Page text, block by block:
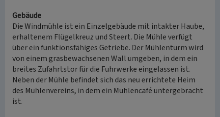
Gebäude
Die Windmühle ist ein Einzelgebäude mit intakter Haube,
erhaltenem Flügelkreuz und Steert. Die Mühle verfügt
über ein funktionsfähiges Getriebe. Der Mühlenturm wird
von einem grasbewachsenen Wall umgeben, in dem ein
breites Zufahrtstor für die Fuhrwerke eingelassen ist.
Neben der Mühle befindet sich das neu errichtete Heim
des Mühlenvereins, in dem ein Mühlencafé untergebracht
ist.